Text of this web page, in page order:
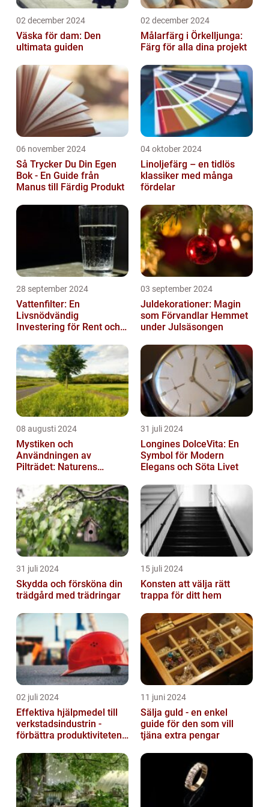
02 december 2024
Väska för dam: Den
ultimata guiden
02 december 2024
Målarfärg i Örkelljunga:
Färg för alla dina projekt
06 november 2024
Så Trycker Du Din Egen
Bok - En Guide från
Manus till Färdig Produkt
04 oktober 2024
Linoljefärg – en tidlös
klassiker med många
fördelar
28 september 2024
Vattenfilter: En
Livsnödvändig
Investering för Rent och
03 september 2024
Juldekorationer: Magin
som Förvandlar Hemmet
under Julsäsongen
08 augusti 2024
Mystiken och
Användningen av
Pilträdet: Naturens
31 juli 2024
Longines DolceVita: En
Symbol för Modern
Elegans och Söta Livet
31 juli 2024
Skydda och försköna din
trädgård med trädringar
15 juli 2024
Konsten att välja rätt
trappa för ditt hem
02 juli 2024
Effektiva hjälpmedel till
verkstadsindustrin -
förbättra produktiviteten
11 juni 2024
Sälja guld - en enkel
guide för den som vill
tjäna extra pengar